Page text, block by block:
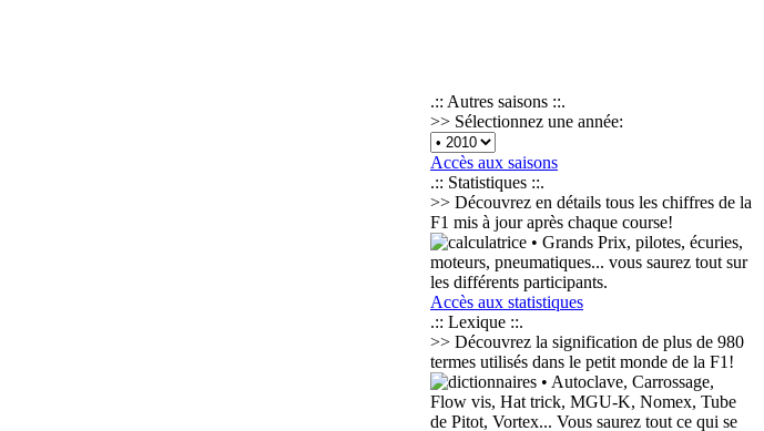
.:: Autres saisons ::.
>> Sélectionnez une année:
Accès aux saisons
.:: Statistiques ::.
>> Découvrez en détails tous les chiffres de la
F1 mis à jour après chaque course!
• Grands Prix, pilotes, écuries,
moteurs, pneumatiques... vous saurez tout sur
les différents participants.
Accès aux statistiques
.:: Lexique ::.
>> Découvrez la signification de plus de 980
termes utilisés dans le petit monde de la F1!
• Autoclave, Carrossage,
Flow vis, Hat trick, MGU-K, Nomex, Tube
de Pitot, Vortex... Vous saurez tout ce qui se